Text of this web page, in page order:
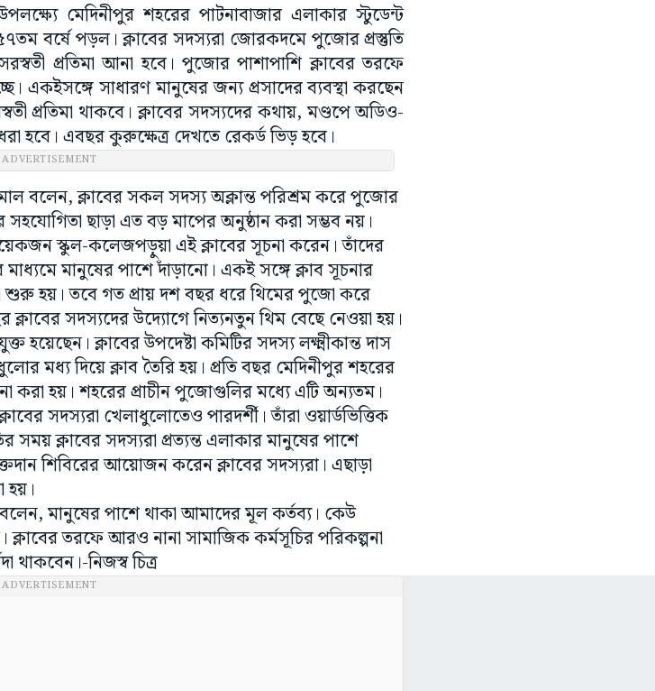
মেদিনীপুর শহরের পাটনাবাজার এলাকার স্টুডেন্ট
বর্ষে পড়ল। ক্লাবের সদস্যরা জোরকদমে পুজোর প্রস্তুতি
প্রতিমা আনা হবে। পুজোর পাশাপাশি ক্লাবের তরফে
একইসঙ্গে সাধারণ মানুষের জন্য প্রসাদের ব্যবস্থা করছেন
প্রতিমা থাকবে। ক্লাবের সদস্যদের কথায়, মণ্ডপে অডিও-
হবে। এবছর কুরুক্ষেত্র দেখতে রেকর্ড ভিড় হবে।
ADVERTISEMENT
বলেন, ক্লাবের সকল সদস্য অক্লান্ত পরিশ্রম করে পুজোর
ছাড়া এত বড় মাপের অনুষ্ঠান করা সম্ভব নয়।
স্কুল-কলেজপড়ুয়া এই ক্লাবের সূচনা করেন। তাঁদের
মানুষের পাশে দাঁড়ানো। একই সঙ্গে ক্লাব সূচনার
শুরু হয়। তবে গত প্রায় দশ বছর ধরে থিমের পুজো করে
ক্লাবের সদস্যদের উদ্যোগে নিত্যনতুন থিম বেছে নেওয়া হয়।
হয়েছেন। ক্লাবের উপদেষ্টা কমিটির সদস্য লক্ষ্মীকান্ত দাস
মধ্য দিয়ে ক্লাব তৈরি হয়। প্রতি বছর মেদিনীপুর শহরের
করা হয়। শহরের প্রাচীন পুজোগুলির মধ্যে এটি অন্যতম।
সদস্যরা খেলাধুলোতেও পারদর্শী। তাঁরা ওয়ার্ডভিত্তিক
সময় ক্লাবের সদস্যরা প্রত্যন্ত এলাকার মানুষের পাশে
শিবিরের আয়োজন করেন ক্লাবের সদস্যরা। এছাড়া
হয়।
বলেন, মানুষের পাশে থাকা আমাদের মূল কর্তব্য। কেউ
তরফে আরও নানা সামাজিক কর্মসূচির পরিকল্পনা
থাকবেন।-নিজস্ব চিত্র
ADVERTISEMENT